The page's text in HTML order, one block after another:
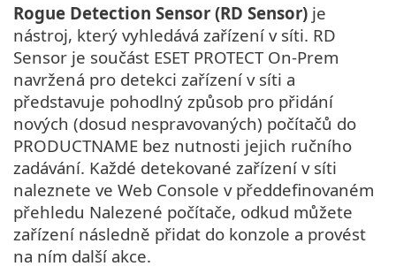
Rogue Detection Sensor (RD Sensor) je
nástroj, který vyhledává zařízení v síti. RD
Sensor je součást ESET PROTECT On-Prem
navržená pro detekci zařízení v síti a
představuje pohodlný způsob pro přidání
nových (dosud nespravovaných) počítačů do
PRODUCTNAME bez nutnosti jejich ručního
zadávání. Každé detekované zařízení v síti
naleznete ve Web Console v předdefinovaném
přehledu Nalezené počítače, odkud můžete
zařízení následně přidat do konzole a provést
na ním další akce.